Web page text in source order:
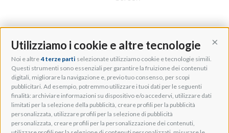
Utilizziamo i cookie e altre tecnologie
Noi e altre 4 terze parti selezionate utilizziamo cookie e tecnologie simili.
Questi strumenti sono essenziali per garantire la fruizione dei contenuti
digitali, migliorare la navigazione e, previo tuo consenso, per scopi
pubblicitari. Ad esempio, potremmo utilizzare i tuoi dati per le seguenti
finalità: archiviare informazioni su dispositivo e/o accedervi, utilizzare dati
limitati per la selezione della pubblicità, creare profili per la pubblicità
personalizzata, utilizzare profili per la selezione di pubblicità
personalizzata, creare profili per la personalizzazione dei contenuti,
Adeo Group S.r.l.
Via della Zarga, 50
Lavis, 38015 TN, Italy
Tel: +39 0461 248211
P.IVA: IT01262500224
PEC: pec@pec.adeogroup.it
SDI: T04ZHR3